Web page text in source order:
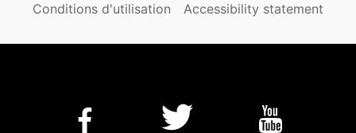
Conditions d'utilisation Accessibility statement